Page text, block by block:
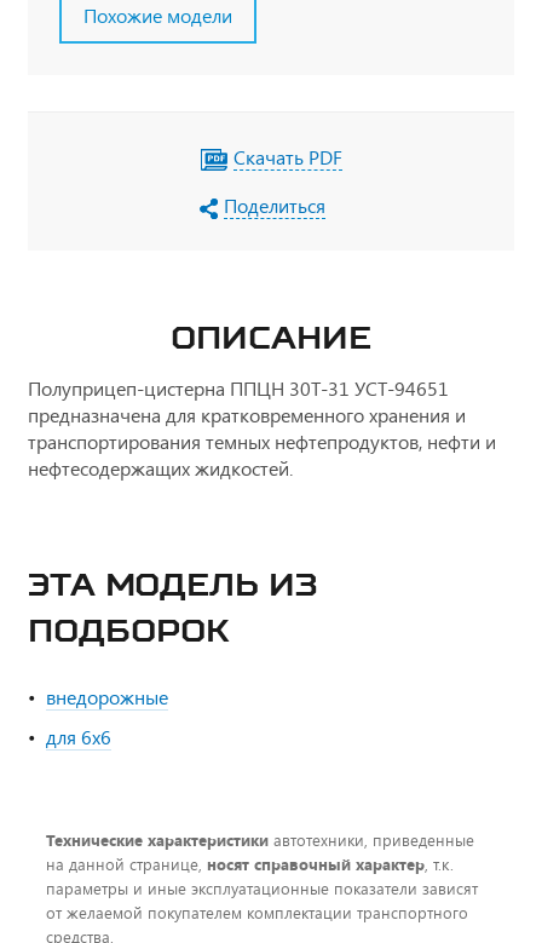
Похожие модели
Скачать PDF
Поделиться
ОПИСАНИЕ
Полуприцеп-цистерна ППЦН 30Т-31 УСТ-94651
предназначена для кратковременного хранения и
транспортирования темных нефтепродуктов, нефти и
нефтесодержащих жидкостей.
ЭТА МОДЕЛЬ ИЗ
ПОДБОРОК
внедорожные
для 6x6
Технические характеристики автотехники, приведенные
на данной странице, носят справочный характер, т.к.
параметры и иные эксплуатационные показатели зависят
от желаемой покупателем комплектации транспортного
средства.